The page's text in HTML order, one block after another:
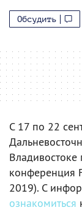
Обсудить
С 17 по 22
конференция
2019). С
ознакомиться